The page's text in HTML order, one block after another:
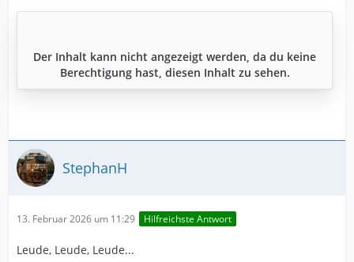
Der Inhalt kann nicht angezeigt werden, da du keine
Berechtigung hast, diesen Inhalt zu sehen.
StephanH
13. Februar 2026 um 11:29 Hilfreichste Antwort
Leude, Leude, Leude...